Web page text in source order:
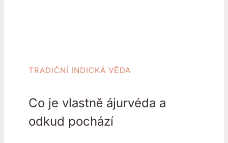
TRADIČNÍ INDICKÁ VĚDA
Co je vlastně ájurvéda a
odkud pochází